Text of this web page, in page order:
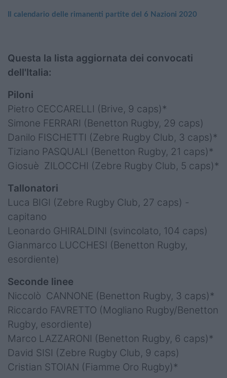
Il calendario delle rimanenti partite del 6 Nazioni 2020
Questa la lista aggiornata dei convocati
dell'Italia:
Piloni
Pietro CECCARELLI (Brive, 9 caps)*
Simone FERRARI (Benetton Rugby, 29 caps)
Danilo FISCHETTI (Zebre Rugby Club, 3 caps)*
Tiziano PASQUALI (Benetton Rugby, 21 caps)*
Giosuè ZILOCCHI (Zebre Rugby Club, 5 caps)*
Tallonatori
Luca BIGI (Zebre Rugby Club, 27 caps) -
capitano
Leonardo GHIRALDINI (svincolato, 104 caps)
Gianmarco LUCCHESI (Benetton Rugby,
esordiente)
Seconde linee
Niccolò CANNONE (Benetton Rugby, 3 caps)*
Riccardo FAVRETTO (Mogliano Rugby/Benetton
Rugby, esordiente)
Marco LAZZARONI (Benetton Rugby, 6 caps)*
David SISI (Zebre Rugby Club, 9 caps)
Cristian STOIAN (Fiamme Oro Rugby)*